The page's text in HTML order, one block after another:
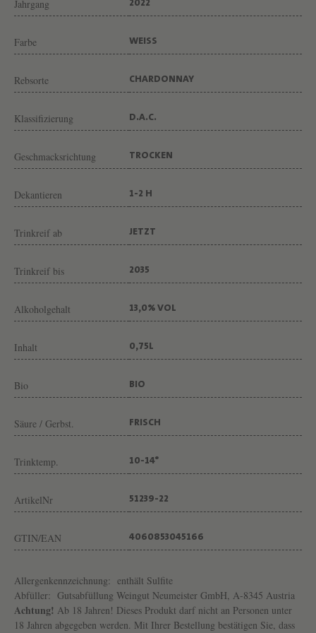
S
E
L
C
I
V
N
E
N
T
E
M
E
I
T
E
Jahrgang 2022
Farbe WEISS
Rebsorte CHARDONNAY
Klassifizierung D.A.C.
Geschmacksrichtung TROCKEN
Dekantieren 1-2 H
Trinkreif ab JETZT
Trinkreif bis 2035
Alkoholgehalt 13,0% VOL
Inhalt 0,75L
Bio BIO
Säure / Gerbst. FRISCH
Trinktemp. 10-14°
ArtikelNr 51239-22
GTIN/EAN 4060853045166
Allergenkennzeichnung: enthält Sulfite
Abfüller: Gutsabfüllung Weingut Neumeister GmbH, A-8345 Austria
Achtung! Ab 18 Jahren! Dieses Produkt darf nicht an Personen unter
18 Jahren abgegeben werden. Mit Ihrer Bestellung bestätigen Sie, dass